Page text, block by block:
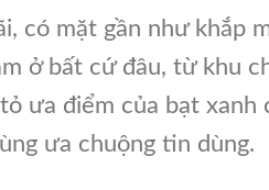
có mặt gần như khắp
ở bất cứ đâu, từ khu
ưa điểm của bạt xanh
ưa chuộng tin dùng.